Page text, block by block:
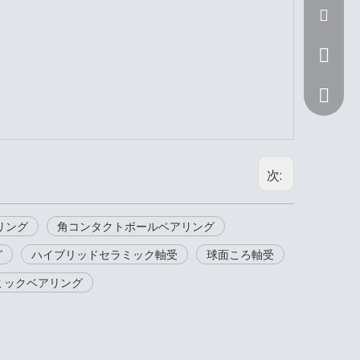
次:
ング
角コンタクトボールベアリング
ハイブリッドセラミック軸受
球面ころ軸受
ックベアリング
+ 86